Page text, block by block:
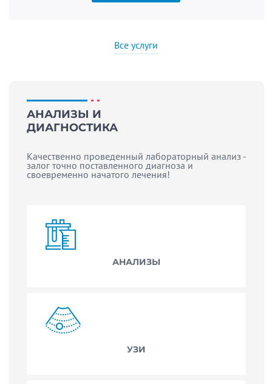
Все услуги
АНАЛИЗЫ И
ДИАГНОСТИКА
Качественно проведенный лабораторный анализ -
залог точно поставленного диагноза и
своевременно начатого лечения!
АНАЛИЗЫ
УЗИ